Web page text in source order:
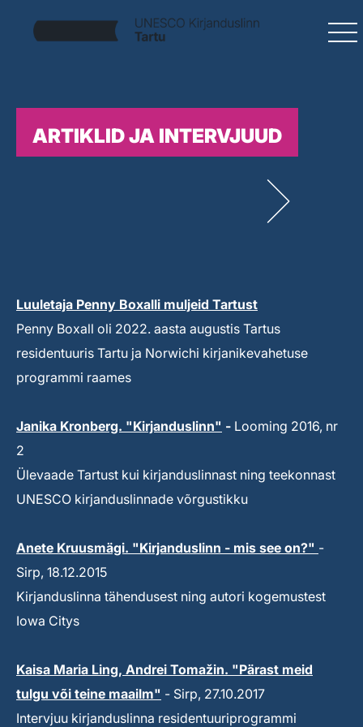
ARTIKLID JA INTERVJUUD
Luuletaja Penny Boxalli muljeid Tartust
Penny Boxall oli 2022. aasta augustis Tartus
residentuuris Tartu ja Norwichi kirjanikevahetuse
programmi raames
Janika Kronberg. "Kirjanduslinn" - Looming 2016, nr
2
Ülevaade Tartust kui kirjanduslinnast ning teekonnast
UNESCO kirjanduslinnade võrgustikku
Anete Kruusmägi. "Kirjanduslinn - mis see on?" -
Sirp, 18.12.2015
Kirjanduslinna tähendusest ning autori kogemustest
Iowa Citys
Kaisa Maria Ling, Andrei Tomažin. "Pärast meid
tulgu või teine maailm" - Sirp, 27.10.2017
Intervjuu kirjanduslinna residentuuriprogrammi